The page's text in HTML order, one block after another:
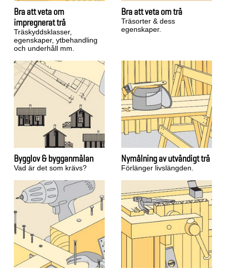
Bra att veta om
impregnerat trä
Träskyddsklasser,
egenskaper, ytbehandling
och underhåll mm.
Bra att veta om trä
Träsorter & dess
egenskaper.
Bygglov & bygganmälan
Vad är det som krävs?
Nymålning av utvändigt trä
Förlänger livslängden.